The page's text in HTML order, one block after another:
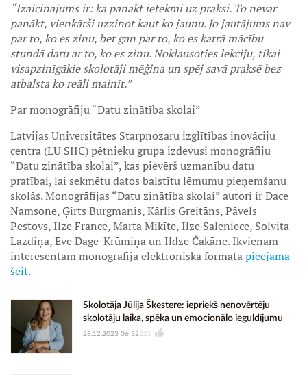
“Izaicinājums ir: kā panākt ietekmi uz praksi. To nevar
panākt, vienkārši uzzinot kaut ko jaunu. Jo jautājums nav
par to, ko es zinu, bet gan par to, ko es katrā mācību
stundā daru ar to, ko es zinu. Noklausoties lekciju, tikai
visapzinīgākie skolotāji mēģina un spēj savā praksē bez
atbalsta ko reāli mainīt.”
Par monogrāfiju “Datu zinātība skolai”
Latvijas Universitātes Starpnozaru izglītības inovāciju
centra (LU SIIC) pētnieku grupa izdevusi monogrāfiju
“Datu zinātība skolai”, kas pievērš uzmanību datu
pratībai, lai sekmētu datos balstītu lēmumu pieņemšanu
skolās. Monogrāfijas “Datu zinātība skolai” autori ir Dace
Namsone, Ģirts Burgmanis, Kārlis Greitāns, Pāvels
Pestovs, Ilze France, Marta Mikīte, Ilze Saleniece, Solvita
Lazdiņa, Eve Dage-Krūmiņa un Ildze Čakāne. Ikvienam
interesentam monogrāfija elektroniskā formātāpieejama
šeit.
Skolotāja Jūlija Šķestere: iepriekš nenovērtēju
skolotāju laika, spēka un emocionālo ieguldījumu
28.12.2023 06:32 221